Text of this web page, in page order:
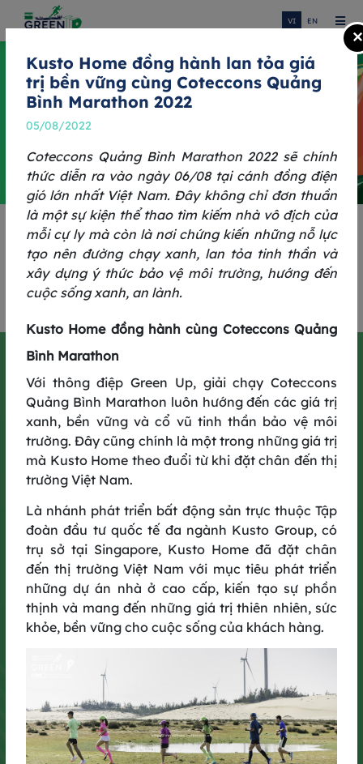
VI EN
THÊM MỘT BƯỚC CHẠY, TIẾP
HÀNH TRÌNH XANH
GREENUP RUN 2025
Thêm một bước chạy, tiếp hành trình
xanh​
Từ Quảng Bình, Bình Dương đến Long An, GreenUP đã để lại
dấu ấn trong lòng cộng đồng yêu chạy bộ, với ý nghĩa vượt lên
trên một đường chạy thông thường và lan tỏa mạnh mẽ tinh
thần sống xanh, GreenUP Run 2025 - Thêm một bước chạy,
tiếp hành trình xanh. Mỗi bước chạy là một bước tiếp nối hành
trình GreenUP: góp thêm giá trị cho cộng đồng, cùng lan tỏa
tinh thần xanh và bền vững.​
×
Kusto Home đồng hành lan tỏa giá
trị bền vững cùng Coteccons Quảng
Bình Marathon 2022
05/08/2022
Coteccons Quảng Bình Marathon 2022 sẽ chính
thức diễn ra vào ngày 06/08 tại cánh đồng điện
gió lớn nhất Việt Nam. Đây không chỉ đơn thuần
là một sự kiện thể thao tìm kiếm nhà vô địch của
mỗi cự ly mà còn là nơi chứng kiến những nỗ lực
tạo nên đường chạy xanh, lan tỏa tinh thần và
xây dựng ý thức bảo vệ môi trường, hướng đến
cuộc sống xanh, an lành.
Kusto Home đồng hành cùng Coteccons Quảng
Bình Marathon
Với thông điệp Green Up, giải chạy Coteccons
Quảng Bình Marathon luôn hướng đến các giá trị
xanh, bền vững và cổ vũ tinh thần bảo vệ môi
trường. Đây cũng chính là một trong những giá trị
mà Kusto Home theo đuổi từ khi đặt chân đến thị
trường Việt Nam.
Là nhánh phát triển bất động sản trực thuộc Tập
đoàn đầu tư quốc tế đa ngành Kusto Group, có
trụ sở tại Singapore, Kusto Home đã đặt chân
đến thị trường Việt Nam với mục tiêu phát triển
những dự án nhà ở cao cấp, kiến tạo sự phồn
thịnh và mang đến những giá trị thiên nhiên, sức
khỏe, bền vững cho cuộc sống của khách hàng.